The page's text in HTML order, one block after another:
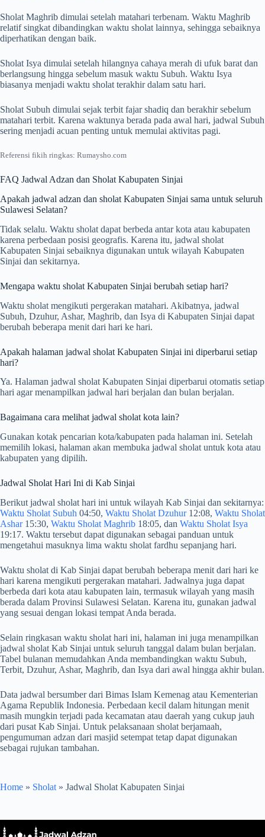
Sholat Maghrib dimulai setelah matahari terbenam. Waktu Maghrib
relatif singkat dibandingkan waktu sholat lainnya, sehingga sebaiknya
diperhatikan dengan baik.
Sholat Isya dimulai setelah hilangnya cahaya merah di ufuk barat dan
berlangsung hingga sebelum masuk waktu Subuh. Waktu Isya
biasanya menjadi waktu sholat terakhir dalam satu hari.
Sholat Subuh dimulai sejak terbit fajar shadiq dan berakhir sebelum
matahari terbit. Karena waktunya berada pada awal hari, jadwal Subuh
sering menjadi acuan penting untuk memulai aktivitas pagi.
Referensi fikih ringkas: Rumaysho.com
FAQ Jadwal Adzan dan Sholat Kabupaten Sinjai
Apakah jadwal adzan dan sholat Kabupaten Sinjai sama untuk seluruh
Sulawesi Selatan?
Tidak selalu. Waktu sholat dapat berbeda antar kota atau kabupaten
karena perbedaan posisi geografis. Karena itu, jadwal sholat
Kabupaten Sinjai sebaiknya digunakan untuk wilayah Kabupaten
Sinjai dan sekitarnya.
Mengapa waktu sholat Kabupaten Sinjai berubah setiap hari?
Waktu sholat mengikuti pergerakan matahari. Akibatnya, jadwal
Subuh, Dzuhur, Ashar, Maghrib, dan Isya di Kabupaten Sinjai dapat
berubah beberapa menit dari hari ke hari.
Apakah halaman jadwal sholat Kabupaten Sinjai ini diperbarui setiap
hari?
Ya. Halaman jadwal sholat Kabupaten Sinjai diperbarui otomatis setiap
hari agar menampilkan jadwal hari berjalan dan bulan berjalan.
Bagaimana cara melihat jadwal sholat kota lain?
Gunakan kotak pencarian kota/kabupaten pada halaman ini. Setelah
memilih lokasi, halaman akan membuka jadwal sholat untuk kota atau
kabupaten yang dipilih.
Jadwal Sholat Hari Ini di Kab Sinjai
Berikut jadwal sholat hari ini untuk wilayah Kab Sinjai dan sekitarnya:
Waktu Sholat Subuh 04:50, Waktu Sholat Dzuhur12:08, Waktu Sholat
Ashar15:30, Waktu Sholat Maghrib 18:05, dan Waktu Sholat Isya
19:17. Waktu tersebut dapat digunakan sebagai panduan untuk
mengetahui masuknya lima waktu sholat fardhu sepanjang hari.
Waktu sholat di Kab Sinjai dapat berubah beberapa menit dari hari ke
hari karena mengikuti pergerakan matahari. Jadwalnya juga dapat
berbeda dari kota atau kabupaten lain, termasuk wilayah yang masih
berada dalam Provinsi Sulawesi Selatan. Karena itu, gunakan jadwal
yang sesuai dengan lokasi tempat Anda berada.
Selain ringkasan waktu sholat hari ini, halaman ini juga menampilkan
jadwal sholat Kab Sinjai untuk seluruh tanggal dalam bulan berjalan.
Tabel bulanan memudahkan Anda membandingkan waktu Subuh,
Terbit, Dzuhur, Ashar, Maghrib, dan Isya dari awal hingga akhir bulan.
Data jadwal bersumber dari Bimas Islam Kemenag atau Kementerian
Agama Republik Indonesia. Perbedaan kecil dalam hitungan menit
masih mungkin terjadi pada kecamatan atau daerah yang cukup jauh
dari pusat Kab Sinjai. Untuk pelaksanaan sholat berjamaah,
pengumuman adzan dari masjid setempat tetap dapat digunakan
sebagai rujukan tambahan.
Home » Sholat » Jadwal Sholat Kabupaten Sinjai